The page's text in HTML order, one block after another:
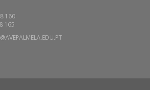
160
165